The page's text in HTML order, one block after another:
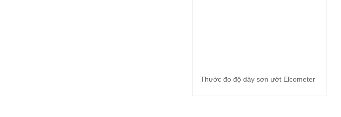
Đọc tiếp
Thước đo độ dày sơn ướt Elcometer